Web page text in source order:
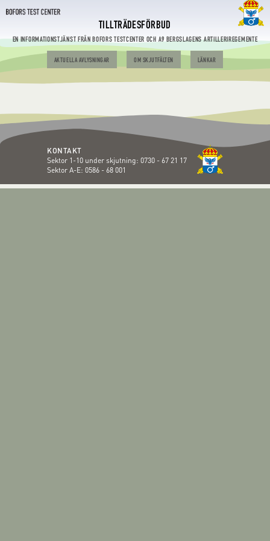
TILLTRÄDESFÖRBUD
EN INFORMATIONSTJÄNST FRÅN BOFORS TESTCENTER OCH A9 BERGSLAGENS ARTILLERIREGEMENTE
AKTUELLA AVLYSNINGAR OM SKJUTFÄLTEN LÄNKAR
KONTAKT
Sektor 1-10 under skjutning: 0730 - 67 21 17
Sektor A-E: 0586 - 68 001